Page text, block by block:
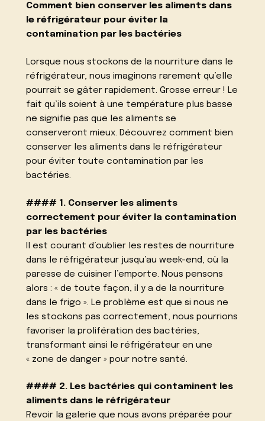
Comment bien conserver les aliments dans
le réfrigérateur pour éviter la
contamination par les bactéries
Lorsque nous stockons de la nourriture dans le
réfrigérateur, nous imaginons rarement qu’elle
pourrait se gâter rapidement. Grosse erreur ! Le
fait qu’ils soient à une température plus basse
ne signifie pas que les aliments se
conserveront mieux. Découvrez comment bien
conserver les aliments dans le réfrigérateur
pour éviter toute contamination par les
bactéries.
#### 1. Conserver les aliments
correctement pour éviter la contamination
par les bactéries
Il est courant d’oublier les restes de nourriture
dans le réfrigérateur jusqu’au week-end, où la
paresse de cuisiner l’emporte. Nous pensons
alors : « de toute façon, il y a de la nourriture
dans le frigo ». Le problème est que si nous ne
les stockons pas correctement, nous pourrions
favoriser la prolifération des bactéries,
transformant ainsi le réfrigérateur en une
« zone de danger » pour notre santé.
#### 2. Les bactéries qui contaminent les
aliments dans le réfrigérateur
Revoir la galerie que nous avons préparée pour